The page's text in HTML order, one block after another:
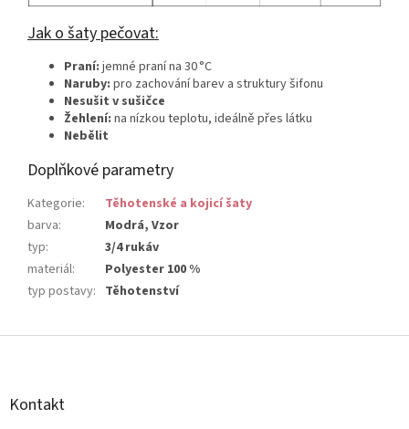
Jak o šaty pečovat:
Praní: jemné praní na 30 °C
Naruby: pro zachování barev a struktury šifonu
Nesušit v sušičce
Žehlení: na nízkou teplotu, ideálně přes látku
Nebělit
Doplňkové parametry
Kategorie:
Těhotenské a kojicí šaty
barva:
Modrá, Vzor
typ:
3/4 rukáv
materiál:
Polyester 100 %
typ postavy: Těhotenství
Z
Kontakt